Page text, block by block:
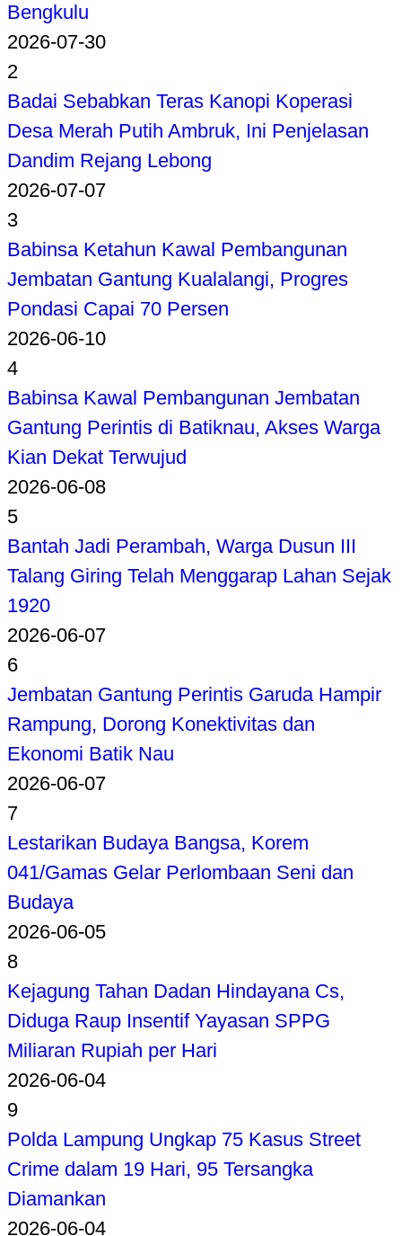
Bengkulu
2026-07-30
2
Badai Sebabkan Teras Kanopi Koperasi
Desa Merah Putih Ambruk, Ini Penjelasan
Dandim Rejang Lebong
2026-07-07
3
Babinsa Ketahun Kawal Pembangunan
Jembatan Gantung Kualalangi, Progres
Pondasi Capai 70 Persen
2026-06-10
4
Babinsa Kawal Pembangunan Jembatan
Gantung Perintis di Batiknau, Akses Warga
Kian Dekat Terwujud
2026-06-08
5
Bantah Jadi Perambah, Warga Dusun III
Talang Giring Telah Menggarap Lahan Sejak
1920
2026-06-07
6
Jembatan Gantung Perintis Garuda Hampir
Rampung, Dorong Konektivitas dan
Ekonomi Batik Nau
2026-06-07
7
Lestarikan Budaya Bangsa, Korem
041/Gamas Gelar Perlombaan Seni dan
Budaya
2026-06-05
8
Kejagung Tahan Dadan Hindayana Cs,
Diduga Raup Insentif Yayasan SPPG
Miliaran Rupiah per Hari
2026-06-04
9
Polda Lampung Ungkap 75 Kasus Street
Crime dalam 19 Hari, 95 Tersangka
Diamankan
2026-06-04